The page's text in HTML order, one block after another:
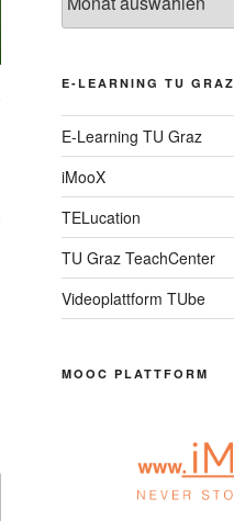
E-LEARNING TU GRAZ
E-Learning TU Graz
iMooX
TELucation
TU Graz TeachCenter
Videoplattform TUbe
MOOC PLATTFORM